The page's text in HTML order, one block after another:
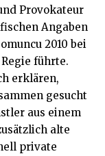
Provokateur
Angaben
2010 bei
führte.
erklären,
gesucht
aus einem
alte
private